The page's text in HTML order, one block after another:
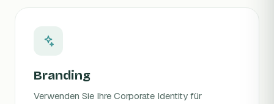
Branding
Verwenden Sie Ihre Corporate Identity für